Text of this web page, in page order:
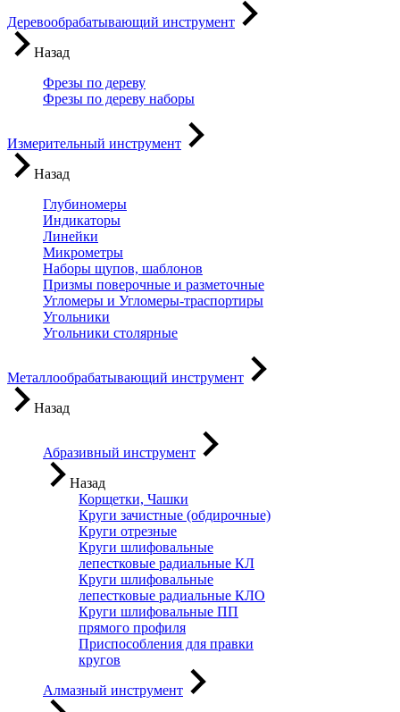
Деревообрабатывающий инструмент
Назад
Фрезы по дереву
Фрезы по дереву наборы
Измерительный инструмент
Назад
Глубиномеры
Индикаторы
Линейки
Микрометры
Наборы щупов, шаблонов
Призмы поверочные и разметочные
Угломеры и Угломеры-траспортиры
Угольники
Угольники столярные
Металлообрабатывающий инструмент
Назад
Абразивный инструмент
Назад
Корщетки, Чашки
Круги зачистные (обдирочные)
Круги отрезные
Круги шлифовальные
лепестковые радиальные КЛ
Круги шлифовальные
лепестковые радиальные КЛО
Круги шлифовальные ПП
прямого профиля
Приспособления для правки
кругов
Алмазный инструмент